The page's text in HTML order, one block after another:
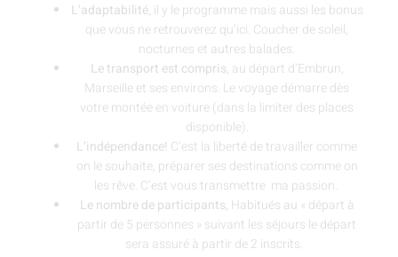
L’adaptabilité, il y le programme mais aussi les bonus
que vous ne retrouverez qu’ici. Coucher de soleil,
nocturnes et autres balades.
Le transport est compris, au départ d’Embrun,
Marseille et ses environs. Le voyage démarre dès
votre montée en voiture (dans la limiter des places
disponible).
L’indépendance! C’est la liberté de travailler comme
on le souhaite, préparer ses destinations comme on
les rêve. C’est vous transmettre ma passion.
Le nombre de participants, Habitués au « départ à
partir de 5 personnes » suivant les séjours le départ
sera assuré à partir de 2 inscrits.